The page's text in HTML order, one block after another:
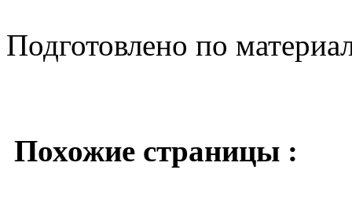
Подготовлено по
Похожие страницы :